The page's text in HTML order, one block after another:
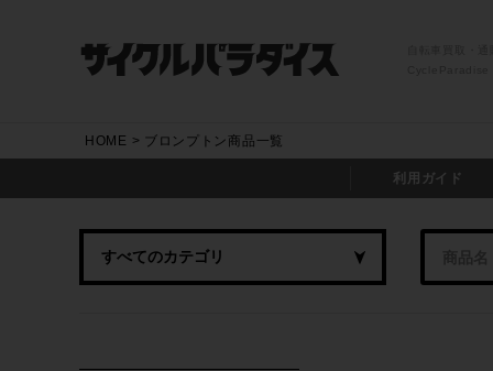
HOME ブロンプトン商品一覧
利用ガイド